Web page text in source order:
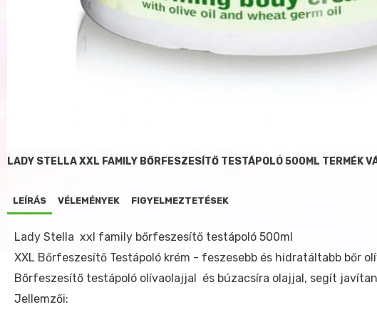
LADY STELLA XXL FAMILY BŐRFESZESÍTŐ TESTÁPOLÓ 500ML TERMÉK
LEÍRÁS VÉLEMÉNYEK FIGYELMEZTETÉSEK
Lady Stella xxl family bőrfeszesítő testápoló 500ml
XXL Bőrfeszesítő Testápoló krém - feszesebb és hidratáltabb bőr
Bőrfeszesítő testápoló olívaolajjal és búzacsíra olajjal, segít
Jellemzői: